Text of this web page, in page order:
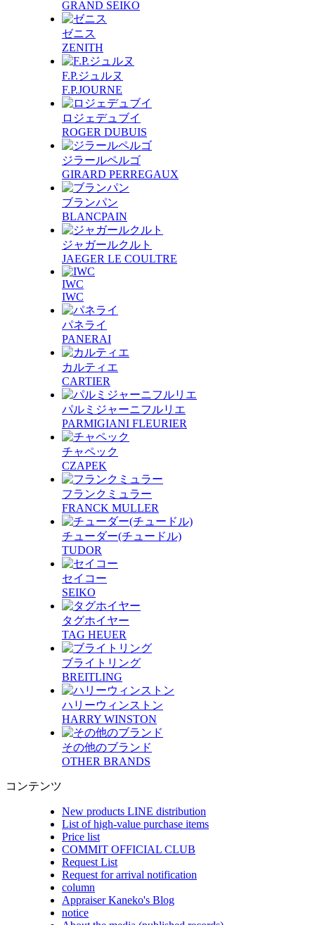
GRAND SEIKO
ゼニス
ZENITH
F.P.ジュルヌ
F.P.JOURNE
ロジェデュブイ
ROGER DUBUIS
ジラールペルゴ
GIRARD PERREGAUX
ブランパン
BLANCPAIN
ジャガールクルト
JAEGER LE COULTRE
IWC
IWC
パネライ
PANERAI
カルティエ
CARTIER
パルミジャーニフルリエ
PARMIGIANI FLEURIER
チャペック
CZAPEK
フランクミュラー
FRANCK MULLER
チューダー(チュードル)
TUDOR
セイコー
SEIKO
タグホイヤー
TAG HEUER
ブライトリング
BREITLING
ハリーウィンストン
HARRY WINSTON
その他のブランド
OTHER BRANDS
コンテンツ
New products LINE distribution
List of high-value purchase items
Price list
COMMIT OFFICIAL CLUB
Request List
Request for arrival notification
column
Appraiser Kaneko's Blog
notice